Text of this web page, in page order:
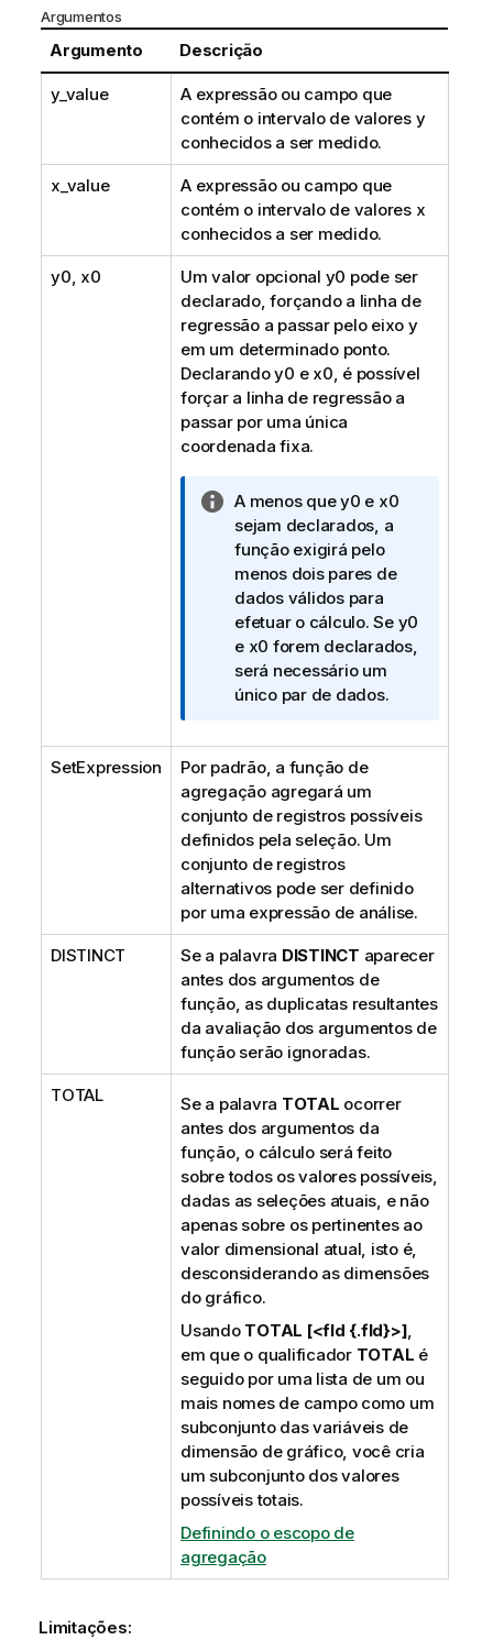
Argumentos
Argumento Descrição
y_value
A expressão ou campo que
contém o intervalo de valores y
conhecidos a ser medido.
x_value
A expressão ou campo que
contém o intervalo de valores x
conhecidos a ser medido.
y0, x0 Um valor opcional y0 pode ser
declarado, forçando a linha de
regressão a passar pelo eixo y
em um determinado ponto.
Declarandoy0 e x0, é possível
forçar a linha de regressão a
passar por uma única
coordenada fixa.
N
o
t
a
i
n
f
o
r
a
t
i
v
a
A menos quey0 e x0
sejam declarados, a
função exigirá pelo
menos dois pares de
dados válidos para
efetuar o cálculo. Se y0
e x0 forem declarados,
será necessário um
único par de dados.
SetExpression
Por padrão, a função de
agregação agregará um
conjunto de registros possíveis
definidos pela seleção. Um
conjunto de registros
alternativos pode ser definido
por uma expressão de análise.
DISTINCT Se a palavra DISTINCT aparecer
antes dos argumentos de
função, as duplicatas resultantes
da avaliação dos argumentos de
função serão ignoradas.
TOTAL Se a palavra TOTAL ocorrer
antes dos argumentos da
função, o cálculo será feito
sobre todos os valores possíveis,
dadas as seleções atuais, e não
apenas sobre os pertinentes ao
valor dimensional atual, isto é,
desconsiderando as dimensões
do gráfico.
Usando TOTAL [<fld {.fld}>],
em que o qualificador TOTAL é
seguido por uma lista de um ou
mais nomes de campo como um
subconjunto das variáveis de
dimensão de gráfico, você cria
um subconjunto dos valores
possíveis totais.
Definindo o escopo de
agregação
Limitações: